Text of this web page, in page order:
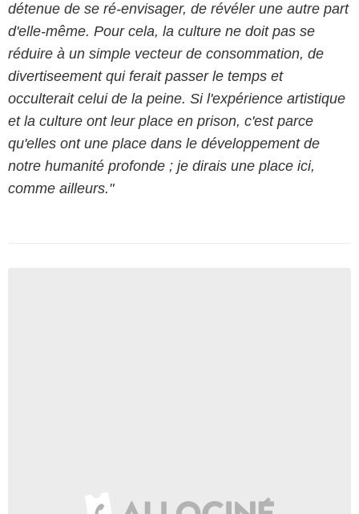
détenue de se ré-envisager, de révéler une autre part
d'elle-même. Pour cela, la culture ne doit pas se
réduire à un simple vecteur de consommation, de
divertiseement qui ferait passer le temps et
occulterait celui de la peine. Si l'expérience artistique
et la culture ont leur place en prison, c'est parce
qu'elles ont une place dans le développement de
notre humanité profonde ; je dirais une place ici,
comme ailleurs."